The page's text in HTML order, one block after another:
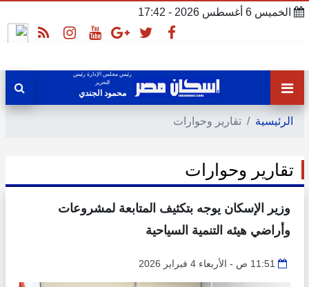
الخميس 6 أغسطس 2026 - 17:42
رئيس مجلس الإدارة رئيس
التحرير
محمود الجندي
الرئيسية تقارير وحوارات
تقارير وحوارات
وزير الإسكان يوجه بتكثيف المتابعة لمشروعات
وأراضي هيئه التنمية السياحية
11:51 ص - الأربعاء 4 فبراير 2026